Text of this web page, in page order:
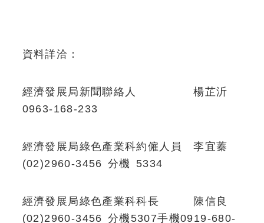
資料詳洽：
經濟發展局新聞聯絡人 楊芷沂
0963-168-233
經濟發展局綠色產業科約僱人員 李宜蓁
(02)2960-3456 分機 5334
經濟發展局綠色產業科科長 陳信良
(02)2960-3456 分機5307手機0919-680-